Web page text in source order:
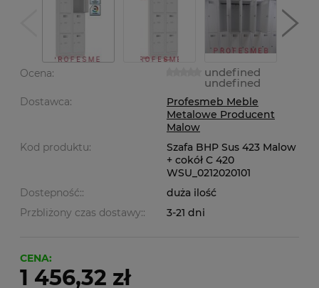
Ocena: undefined
undefined
Dostawca:
Profesmeb Meble
Metalowe Producent
Malow
Kod produktu:
Szafa BHP Sus 423 Malow
+ cokół C 420
WSU_0212020101
Dostepność::
duża ilość
Przbliżony czas dostawy::
3-21 dni
CENA:
1 456,32 zł